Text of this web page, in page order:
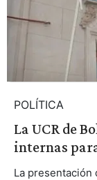
POLÍTICA
La UCR de
internas
La presentación